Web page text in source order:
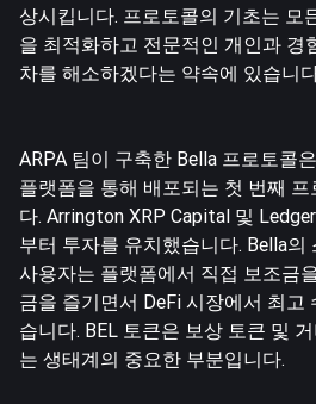
상시킵니다. 프로토콜의 기초는 모
을 최적화하고 전문적인 개인과 경
차를 해소하겠다는 약속에 있습니
ARPA 팀이 구축한 Bella 프로토콜
플랫폼을 통해 배포되는 첫 번째
다. Arrington XRP Capital 및
부터 투자를 유치했습니다. Bella의
사용자는 플랫폼에서 직접 보조금
금을 즐기면서 DeFi 시장에서 최고
습니다. BEL 토큰은 보상 토큰 및
는 생태계의 중요한 부분입니다.